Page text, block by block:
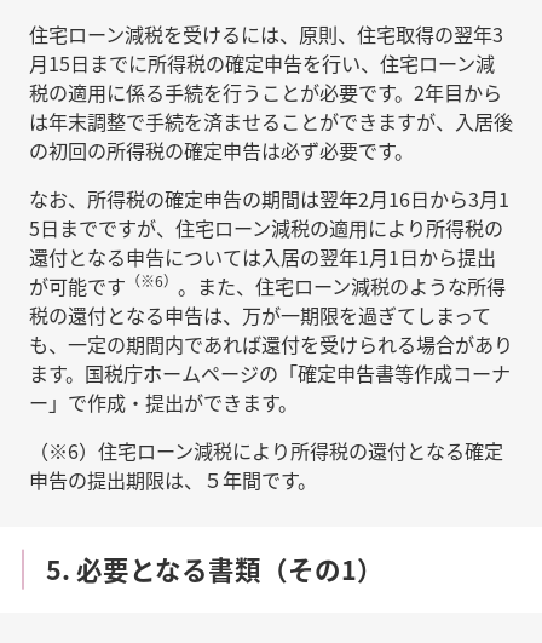
住宅ローン減税を受けるには、原則、住宅取得の翌年3
月15日までに所得税の確定申告を行い、住宅ローン減
税の適用に係る手続を行うことが必要です。2年目から
は年末調整で手続を済ませることができますが、入居後
の初回の所得税の確定申告は必ず必要です。
なお、所得税の確定申告の期間は翌年2月16日から3月1
5日までですが、住宅ローン減税の適用により所得税の
還付となる申告については入居の翌年1月1日から提出
が可能です （※6） 。また、住宅ローン減税のような所得
税の還付となる申告は、万が一期限を過ぎてしまって
も、一定の期間内であれば還付を受けられる場合があり
ます。国税庁ホームページの「確定申告書等作成コーナ
ー」で作成・提出ができます。
（※6）住宅ローン減税により所得税の還付となる確定
申告の提出期限は、５年間です。
5. 必要となる書類（その1）